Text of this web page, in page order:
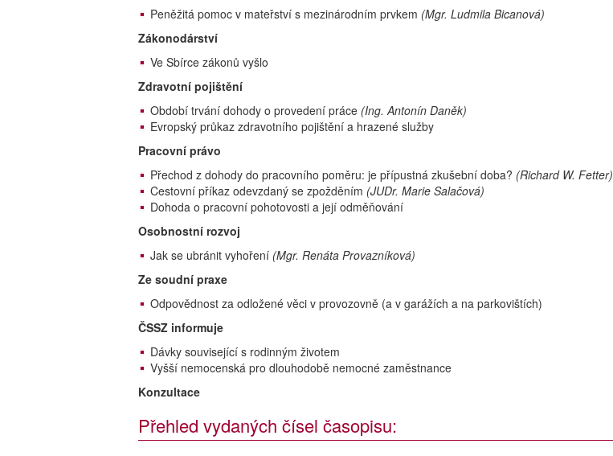
Peněžitá pomoc v mateřství s mezinárodním prvkem (Mgr. Ludmila Bicanová)
Zákonodárství
Ve Sbírce zákonů vyšlo
Zdravotní pojištění
Období trvání dohody o provedení práce (Ing. Antonín Daněk)
Evropský průkaz zdravotního pojištění a hrazené služby
Pracovní právo
Přechod z dohody do pracovního poměru: je přípustná zkušební doba? (Richard W. Fetter)
Cestovní příkaz odevzdaný se zpožděním (JUDr. Marie Salačová)
Dohoda o pracovní pohotovosti a její odměňování
Osobnostní rozvoj
Jak se ubránit vyhoření (Mgr. Renáta Provazníková)
Ze soudní praxe
Odpovědnost za odložené věci v provozovně (a v garážích a na parkovištích)
ČSSZ informuje
Dávky související s rodinným životem
Vyšší nemocenská pro dlouhodobě nemocné zaměstnance
Konzultace
Přehled vydaných čísel časopisu: